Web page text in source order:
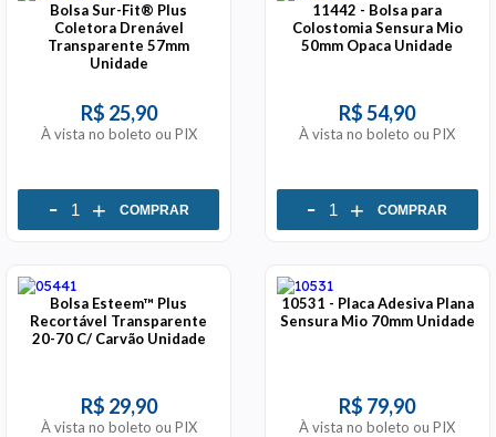
Bolsa Sur-Fit® Plus
Coletora Drenável
Transparente 57mm
Unidade
R$ 25,90
À vista no boleto ou PIX
- + COMPRAR
11442 - Bolsa para
Colostomia Sensura Mio
50mm Opaca Unidade
R$ 54,90
À vista no boleto ou PIX
- + COMPRAR
Bolsa Esteem™ Plus
Recortável Transparente
20-70 C/ Carvão Unidade
R$ 29,90
À vista no boleto ou PIX
10531 - Placa Adesiva Plana
Sensura Mio 70mm Unidade
R$ 79,90
À vista no boleto ou PIX